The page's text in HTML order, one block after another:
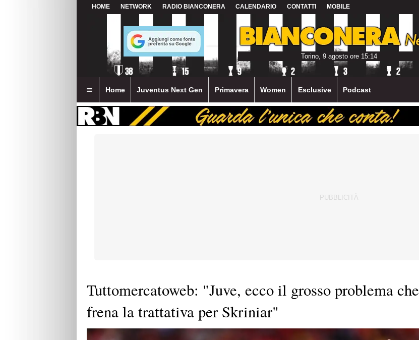
HOME NETWORK RADIO BIANCONERA CALENDARIO CONTATTI MOBILE
Torino, 9 agosto ore 15:14
Home Juventus Next Gen Primavera Women Esclusive Podcast
Tuttomercatoweb: "Juve, ecco il grosso problema che
frena la trattativa per Skriniar"